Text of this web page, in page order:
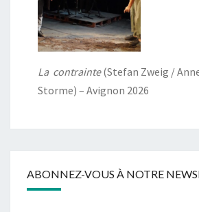
La contrainte(Stefan Zweig /
Storme) – Avignon 2026
ABONNEZ-VOUS À NOTRE